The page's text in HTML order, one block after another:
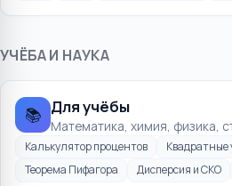
УЧЁБА И НАУКА
📚 Для учёбы
Математика, химия, физика,
Калькулятор процентов
Квадратные
Теорема Пифагора
Дисперсия и СКО